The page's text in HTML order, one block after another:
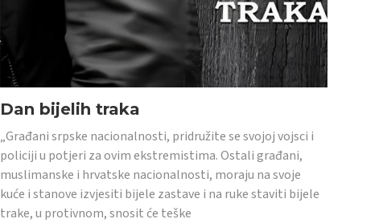
Dan bijelih traka
„Građani srpske nacionalnosti, pridružite se svojoj vojsci i
policiji u potjeri za ovim ekstremistima. Ostali građani,
muslimanske i hrvatske nacionalnosti, moraju na svoje
kuće i stanove izvjesiti bijele zastave i na ruke staviti bijele
trake, u protivnom, snosit će teške